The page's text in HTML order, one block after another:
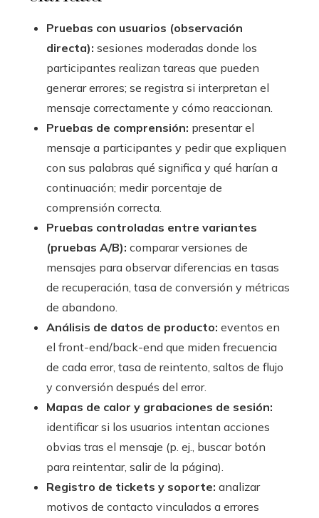
Pruebas con usuarios (observación
directa): sesiones moderadas donde los
participantes realizan tareas que pueden
generar errores; se registra si interpretan el
mensaje correctamente y cómo reaccionan.
Pruebas de comprensión: presentar el
mensaje a participantes y pedir que expliquen
con sus palabras qué significa y qué harían a
continuación; medir porcentaje de
comprensión correcta.
Pruebas controladas entre variantes
(pruebas A/B): comparar versiones de
mensajes para observar diferencias en tasas
de recuperación, tasa de conversión y métricas
de abandono.
Análisis de datos de producto: eventos en
el front-end/back-end que miden frecuencia
de cada error, tasa de reintento, saltos de flujo
y conversión después del error.
Mapas de calor y grabaciones de sesión:
identificar si los usuarios intentan acciones
obvias tras el mensaje (p. ej., buscar botón
para reintentar, salir de la página).
Registro de tickets y soporte: analizar
motivos de contacto vinculados a errores